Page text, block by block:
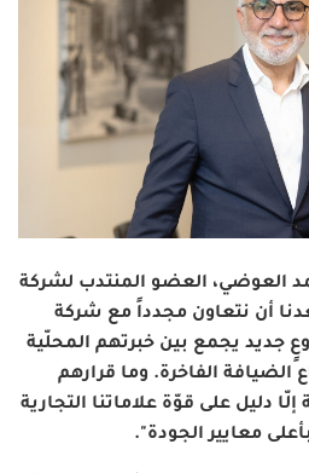
العوضي، العضو المنتدب لشركة
أن نتعاون مجدداً مع شركة
جديد يجمع بين خبرتهم المحلّية
الضيافة الفاخرة. وما قرارهم
إلّا دليل على قوّة علاماتنا التجارية
معايير الجودة".